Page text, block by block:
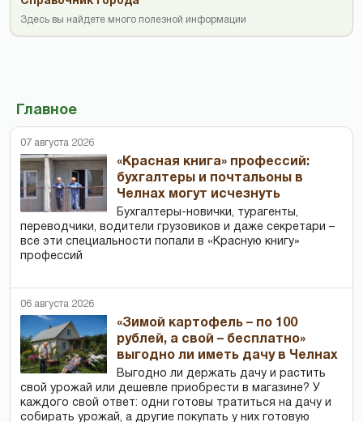
Здесь вы найдете много полезной информации
Главное
07 августа 2026
«Красная книга» профессий:
бухгалтеры и почтальоны в
Челнах могут исчезнуть
Бухгалтеры-новички, тур­агенты,
переводчики, водители грузовиков и даже секретари –
все эти специальности попали в «Красную книгу»
профессий
06 августа 2026
«Зимой картофель – по 100
рублей, а свой – бесплатно»
выгодно ли иметь дачу в Челнах
Выгодно ли держать дачу и растить
свой урожай или дешевле приобрести в магазине? У
каждого свой ответ: одни готовы тратиться на дачу и
собирать урожай, а другие покупать у них готовую